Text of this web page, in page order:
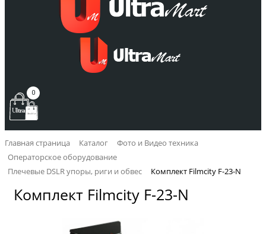
0
Главная страница Каталог
Фото и Видео техника
Операторское оборудование
Плечевые DSLR упоры, риги и обвес
Комплект Filmcity F-23-N
Комплект Filmcity F-23-N